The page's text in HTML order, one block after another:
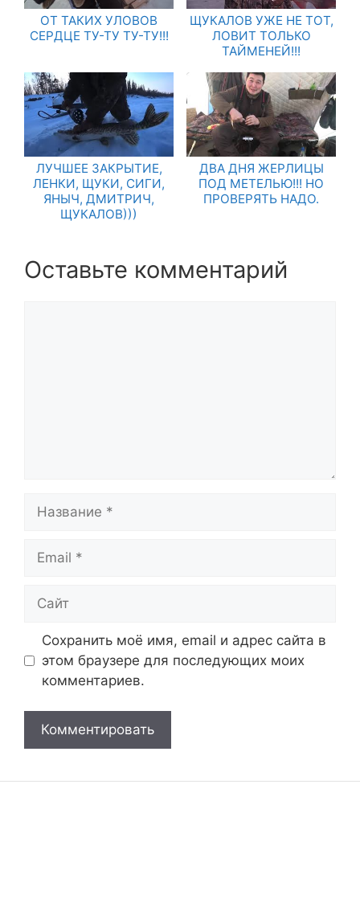
ОТ ТАКИХ УЛОВОВ
СЕРДЦЕ ТУ-ТУ ТУ-ТУ!!!
ЩУКАЛОВ УЖЕ НЕ ТОТ,
ЛОВИТ ТОЛЬКО
ТАЙМЕНЕЙ!!!
ЛУЧШЕЕ ЗАКРЫТИЕ,
ЛЕНКИ, ЩУКИ, СИГИ,
ЯНЫЧ, ДМИТРИЧ,
ЩУКАЛОВ)))
ДВА ДНЯ ЖЕРЛИЦЫ
ПОД МЕТЕЛЬЮ!!! НО
ПРОВЕРЯТЬ НАДО.
Оставьте комментарий
Сохранить моё имя, email и адрес сайта в
этом браузере для последующих моих
комментариев.